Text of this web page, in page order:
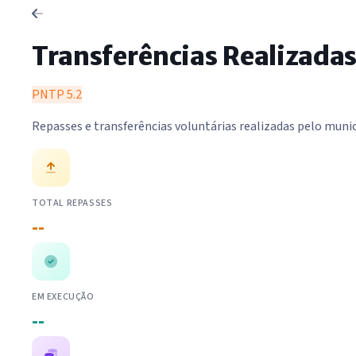
Transferências Realizadas
PNTP 5.2
Repasses e transferências voluntárias realizadas pelo
TOTAL REPASSES
--
EM EXECUÇÃO
--